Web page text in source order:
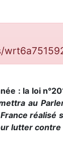
: la loi
au
réalisé
lutter